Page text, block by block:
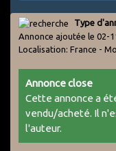
Type
Annonce ajoutée le 02-
Localisation: France -
Annonce close
Cette annonce a
vendu/acheté. Il
l'auteur.